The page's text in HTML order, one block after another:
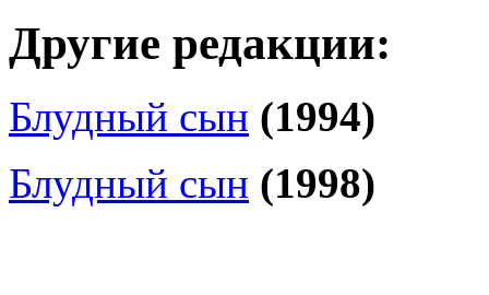
Другие редакции:
Блудный сын (1994)
Блудный сын (1998)